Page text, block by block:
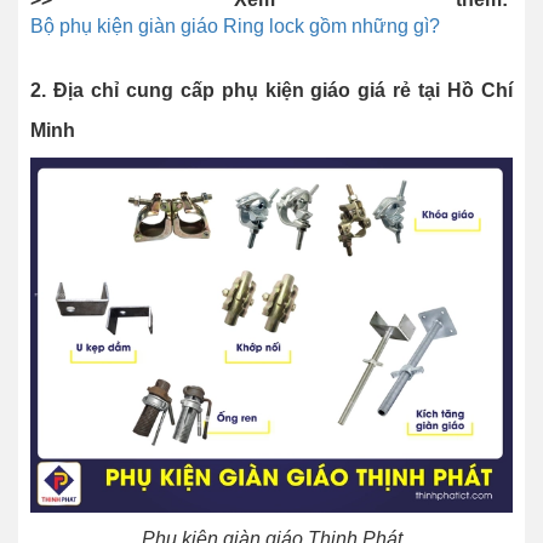
Bộ phụ kiện giàn giáo Ring lock gồm những gì?
2. Địa chỉ cung cấp phụ kiện giáo giá rẻ tại Hồ Chí
Minh
Phụ kiện giàn giáo Thịnh Phát